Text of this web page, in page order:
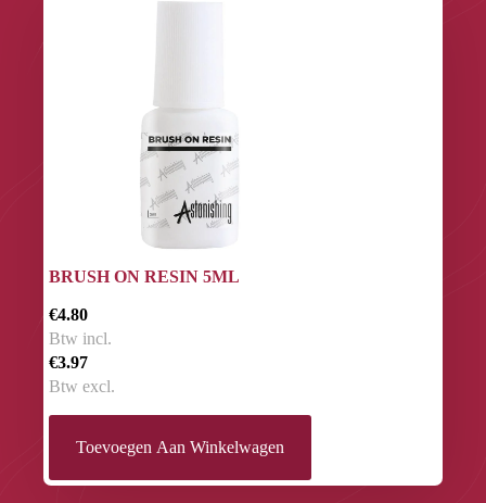
BRUSH ON RESIN 5ML
€4.80
Btw incl.
€3.97
Btw excl.
Toevoegen Aan Winkelwagen